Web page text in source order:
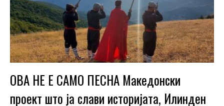
ОВА НЕ Е САМО ПЕСНА Македонски
проект што ја слави историјата, Илинден